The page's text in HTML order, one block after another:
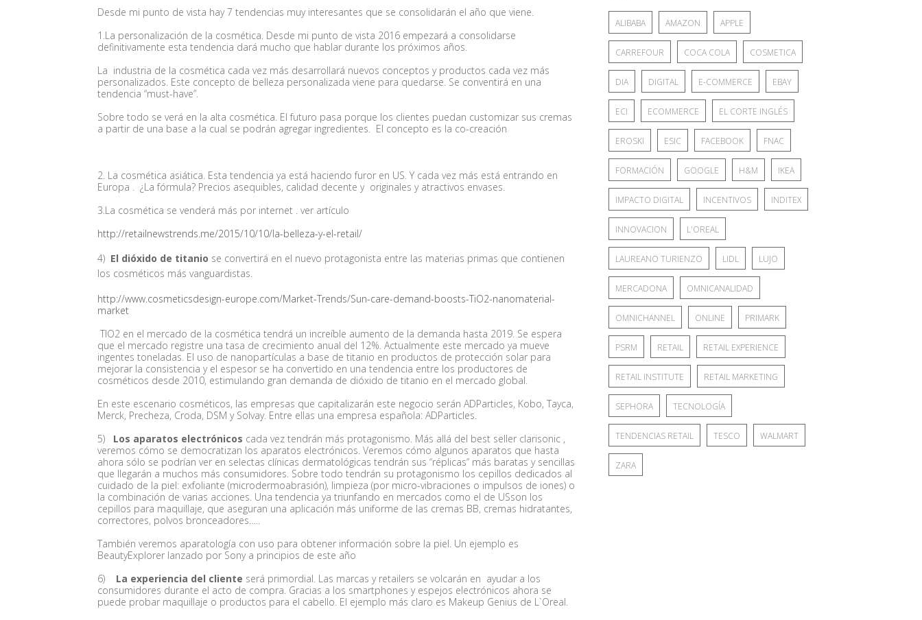
Desde mi punto de vista hay 7 tendencias muy interesantes que se consolidarán el año que viene.
1.La personalización de la cosmética. Desde mi punto de vista 2016 empezará a consolidarse
definitivamente esta tendencia dará mucho que hablar durante los próximos años.
La industria de la cosmética cada vez más desarrollará nuevos conceptos y productos cada vez más
personalizados. Este concepto de belleza personalizada viene para quedarse. Se conventirá en una
tendencia “must-have”.
Sobre todo se verá en la alta cosmética. El futuro pasa porque los clientes puedan customizar sus cremas
a partir de una base a la cual se podrán agregar ingredientes. El concepto es la co-creación
2. La cosmética asiática. Esta tendencia ya está haciendo furor en US. Y cada vez más está entrando en
Europa . ¿La fórmula? Precios asequibles, calidad decente y originales y atractivos envases.
3.La cosmética se venderá más por internet . ver artículo
http://retailnewstrends.me/2015/10/10/la-belleza-y-el-retail/
4) El dióxido de titanio se convertirá en el nuevo protagonista entre las materias primas que contienen
los cosméticos más vanguardistas.
http://www.cosmeticsdesign-europe.com/Market-Trends/Sun-care-demand-boosts-TiO2-nanomaterial-
market
TIO2 en el mercado de la cosmética tendrá un increíble aumento de la demanda hasta 2019. Se espera
que el mercado registre una tasa de crecimiento anual del 12%. Actualmente este mercado ya mueve
ingentes toneladas. El uso de nanopartículas a base de titanio en productos de protección solar para
mejorar la consistencia y el espesor se ha convertido en una tendencia entre los productores de
cosméticos desde 2010, estimulando gran demanda de dióxido de titanio en el mercado global.
En este escenario cosméticos, las empresas que capitalizarán este negocio serán ADParticles, Kobo, Tayca,
Merck, Precheza, Croda, DSM y Solvay. Entre ellas una empresa española: ADParticles.
5)
Los aparatos electrónicos cada vez tendrán más protagonismo. Más allá del best seller clarisonic ,
veremos cómo se democratizan los aparatos electrónicos. Veremos cómo algunos aparatos que hasta
ahora sólo se podrían ver en selectas clínicas dermatológicas tendrán sus “réplicas” más baratas y sencillas
que llegarán a muchos más consumidores. Sobre todo tendrán su protagonismo los cepillos dedicados al
cuidado de la piel: exfoliante (microdermoabrasión), limpieza (por micro-vibraciones o impulsos de iones) o
la combinación de varias acciones. Una tendencia ya triunfando en mercados como el de USson los
cepillos para maquillaje, que aseguran una aplicación más uniforme de las cremas BB, cremas hidratantes,
correctores, polvos bronceadores…..
También veremos aparatología con uso para obtener información sobre la piel. Un ejemplo es
BeautyExplorer lanzado por Sony a principios de este año
6)
La experiencia del cliente será primordial. Las marcas y retailers se volcarán en ayudar a los
consumidores durante el acto de compra. Gracias a los smartphones y espejos electrónicos ahora se
puede probar maquillaje o productos para el cabello. El ejemplo más claro es Makeup Genius de L`Oreal.
ALIBABA AMAZON APPLE
CARREFOUR COCA COLA COSMETICA
DIA DIGITAL E-COMMERCE EBAY
ECI ECOMMERCE EL CORTE INGLÉS
EROSKI ESIC FACEBOOK FNAC
FORMACIÓN GOOGLE H&M IKEA
IMPACTO DIGITAL INCENTIVOS INDITEX
INNOVACION L'OREAL
LAUREANO TURIENZO LIDL LUJO
MERCADONA OMNICANALIDAD
OMNICHANNEL ONLINE PRIMARK
PSRM RETAIL RETAIL EXPERIENCE
RETAIL INSTITUTE RETAIL MARKETING
SEPHORA TECNOLOGÍA
TENDENCIAS RETAIL TESCO WALMART
ZARA